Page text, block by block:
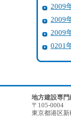
2009
2009
2009
0201
地方建設専
〒105-0004
東京都港区